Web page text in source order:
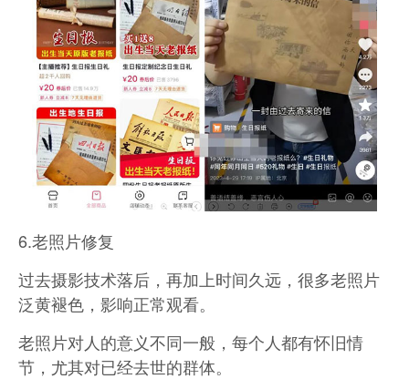
6.老照片修复
过去摄影技术落后，再加上时间久远，很多老照片
泛黄褪色，影响正常观看。
老照片对人的意义不同一般，每个人都有怀旧情
节，尤其对已经去世的群体。